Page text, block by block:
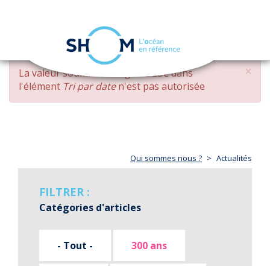
Aller
contenu
principal
navigation
×
MESSAGE
D'ERREUR
La valeur soumise changed DESCdans
l'élément Tri par daten'est pas autorisée
Qui sommes nous ? Actualités
FILTRER :
Catégories d'articles
- Tout - 300 ans